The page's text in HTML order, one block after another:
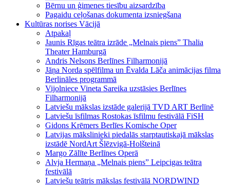
Bērnu un ģimenes tiesību aizsardzība
Pagaidu ceļošanas dokumenta izsniegšana
Kultūras norises Vācijā
Atpakaļ
Jaunis Rīgas teātra izrāde „Melnais piens” Thalia
Theater Hamburgā
Andris Nelsons Berlīnes Filharmonijā
Jāņa Norda spēlfilma un Ēvalda Lāča animācijas filma
Berlināles programmā
Vijolniece Vineta Sareika uzstāsies Berlīnes
Filharmonijā
Latviešu mākslas izstāde galerijā TVD ART Berlīnē
Latviešu īsfilmas Rostokas īsfilmu festivālā FiSH
Gidons Krēmers Berlīes Komische Oper
Latvijas mākslinieki piedalās starptautiskajā mākslas
izstādē NordArt Šlēzvigā-Holšteinā
Margo Zālīte Berlīnes Operā
Alvja Hermaņa „Melnais piens” Leipcigas teātra
festivālā
Latviešu teātris mākslas festivālā NORDWIND